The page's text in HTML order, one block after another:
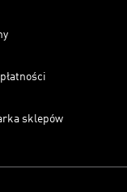
sklepów